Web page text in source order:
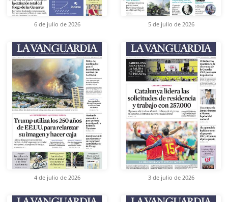
6 de julio de 2026 5 de julio de 2026
4 de julio de 2026 3 de julio de 2026